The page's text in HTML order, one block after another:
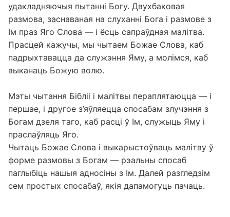
удакладняючыя пытанні Богу. Двухбаковая
размова, заснаваная на слуханні Бога і размове з
Ім праз Яго Слова — і ёсць сапраўдная малітва.
Прасцей кажучы, мы чытаем Божае Слова, каб
падрыхтавацца да служэння Яму, а молімся, каб
выканаць Божую волю.
Мэты чытання Бібліі і малітвы пераплятаюцца — і
першае, і другое з’яўляецца спосабам злучэння з
Богам дзеля таго, каб расці ў Ім, служыць Яму і
праслаўляць Яго.
Чытаць Божае Слова і выкарыстоўваць малітву ў
форме размовы з Богам — рэальны спосаб
паглыбіць нашыя адносіны з Ім. Далей разгледзім
сем простых спосабаў, якія дапамогуць пачаць.